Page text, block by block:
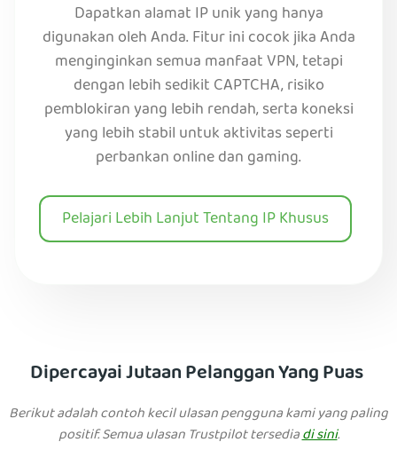
Dapatkan alamat IP unik yang hanya
digunakan oleh Anda. Fitur ini cocok jika Anda
menginginkan semua manfaat VPN, tetapi
dengan lebih sedikit CAPTCHA, risiko
pemblokiran yang lebih rendah, serta koneksi
yang lebih stabil untuk aktivitas seperti
perbankan online dan gaming.
Pelajari Lebih Lanjut Tentang IP Khusus
Dipercayai Jutaan Pelanggan Yang Puas
Berikut adalah contoh kecil ulasan pengguna kami yang paling
positif. Semua ulasan Trustpilot tersediadi sini.